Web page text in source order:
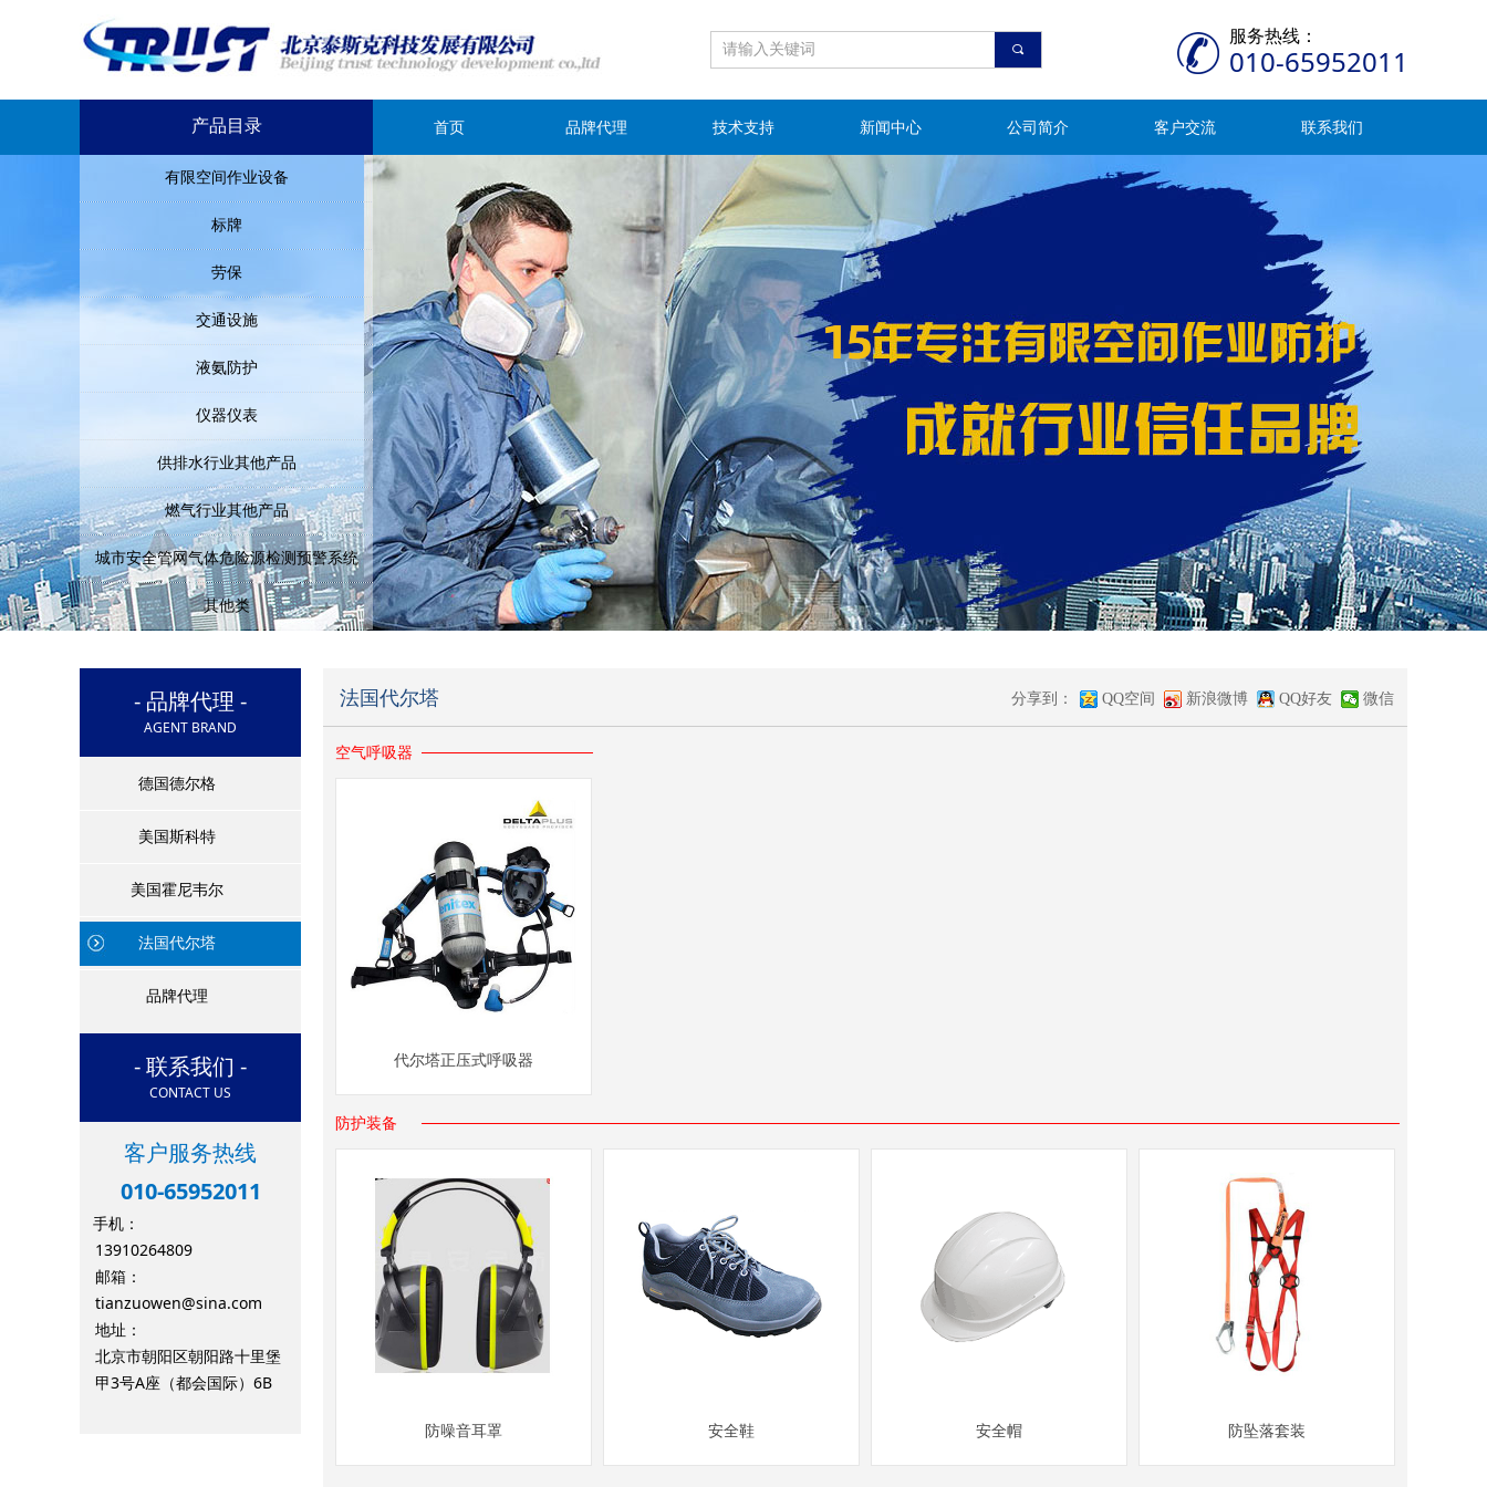
끠
服务热线：
010-65952011
产品目录 首页 品牌代理 技术支持 新闻中心 公司简介 客户交流 联系我们
有限空间作业设备
标牌
劳保
交通设施
液氨防护
仪器仪表
供排水行业其他产品
燃气行业其他产品
城市安全管网气体危险源检测预警系统
其他类
法国代尔塔 分享到： QQ空间 新浪微博 QQ好友 微信
空气呼吸器
代尔塔正压式呼吸器
防护装备
防噪音耳罩 安全鞋 安全帽 防坠落套装
- 品牌代理 -
AGENT BRAND
- 联系我们 -
CONTACT US
客户服务热线
010-65952011
手机：
13910264809
邮箱：
tianzuowen@sina.com
地址：
北京市朝阳区朝阳路十里堡
甲3号A座（都会国际）6B
德国德尔格
美国斯科特
美国霍尼韦尔
法国代尔塔
品牌代理